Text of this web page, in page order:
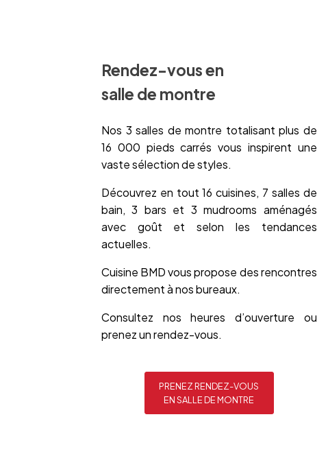
Rendez-vous en
salle de montre
Nos 3 salles de montre totalisant plus de
16 000 pieds carrés vous inspirent une
vaste sélection de styles.
Découvrez en tout 16 cuisines, 7 salles de
bain, 3 bars et 3 mudrooms aménagés
avec goût et selon les tendances
actuelles.
Cuisine BMD vous propose des rencontres
directement à nos bureaux.
Consultez nos heures d’ouverture ou
prenez un rendez-vous.
PRENEZ RENDEZ-VOUS
EN SALLE DE MONTRE